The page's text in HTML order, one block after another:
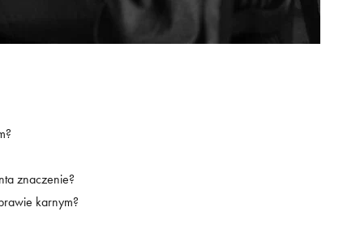
znaczenie?
karnym?